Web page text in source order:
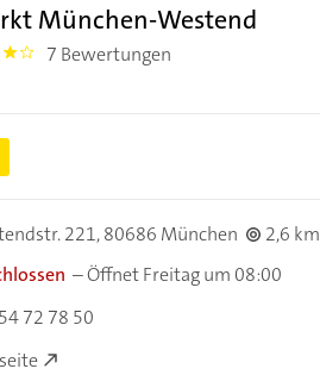
München-Westend
7 Bewertungen
221,80686 München
2,6 km
–Öffnet Freitag um 08:00
72 78 50